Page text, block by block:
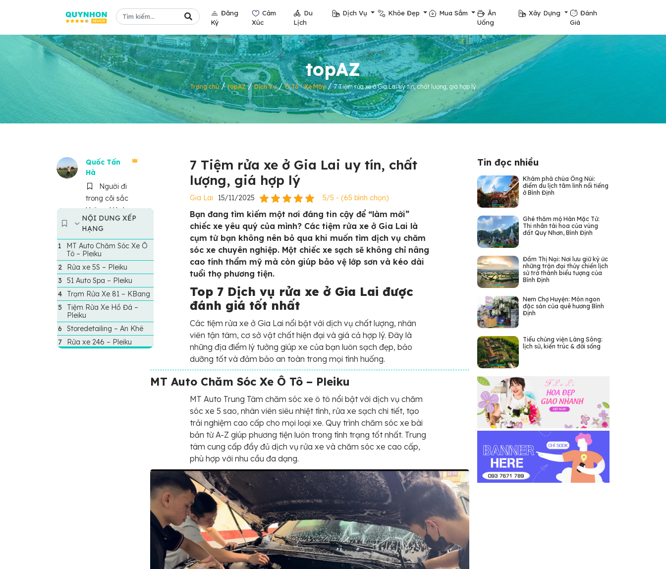
Đăng
Ký
Cảm
Xúc
Du
Lịch
Dịch Vụ Khỏe Đẹp Mua Sắm
Ăn
Uống
Xây Dựng
Đánh
Giá
topAZ
Trang chủ/topAZ/Dịch Vụ/Ô Tô - Xe Máy/7 Tiệm rửa xe ở Gia Lai uy tín, chất lượng, giá hợp lý
Quốc Tấn
Hà
Người đi
trong cõi sắc
không. Hành
trang chỉ chút
nắng hồng trên
vai...
7 Tiệm rửa xe ở Gia Lai uy tín, chất
lượng, giá hợp lý
Gia Lai 15/11/2025 5/5 - (65 bình chọn)
NỘI DUNG XẾP
HẠNG
MT Auto Chăm Sóc Xe Ô
Tô – Pleiku
Rửa xe 5S – Pleiku
51 Auto Spa – Pleiku
Trạm Rửa Xe 81 – KBang
Tiệm Rửa Xe Hồ Đá –
Pleiku
Storedetailing – An Khê
Rửa xe 246 – Pleiku
Bạn đang tìm kiếm một nơi đáng tin cậy để “làm mới”
chiếc xe yêu quý của mình? Các tiệm rửa xe ở Gia Lai là
cụm từ bạn không nên bỏ qua khi muốn tìm dịch vụ chăm
sóc xe chuyên nghiệp. Một chiếc xe sạch sẽ không chỉ nâng
cao tính thẩm mỹ mà còn giúp bảo vệ lớp sơn và kéo dài
tuổi thọ phương tiện.
Top 7 Dịch vụ rửa xe ở Gia Lai được
đánh giá tốt nhất
Các tiệm rửa xe ở Gia Lai nổi bật với dịch vụ chất lượng, nhân
viên tận tâm, cơ sở vật chất hiện đại và giá cả hợp lý. Đây là
những địa điểm lý tưởng giúp xe của bạn luôn sạch đẹp, bảo
dưỡng tốt và đảm bảo an toàn trong mọi tình huống.
MT Auto Chăm Sóc Xe Ô Tô – Pleiku
MT Auto Trung Tâm chăm sóc xe ô tô nổi bật với dịch vụ chăm
sóc xe 5 sao, nhân viên siêu nhiệt tình, rửa xe sạch chi tiết, tạo
trải nghiệm cao cấp cho mọi loại xe. Quy trình chăm sóc xe bài
bản từ A-Z giúp phương tiện luôn trong tình trạng tốt nhất. Trung
tâm cung cấp đầy đủ dịch vụ rửa xe và chăm sóc xe cao cấp,
phù hợp với nhu cầu đa dạng.
Tin đọc nhiều
Khám phá chùa Ông Núi:
điểm du lịch tâm linh nổi tiếng
ở Bình Định
Ghé thăm mộ Hàn Mặc Tử:
Thi nhân tài hoa của vùng
đất Quy Nhơn, Bình Định
Đầm Thị Nại: Nơi lưu giữ ký ức
những trận đại thủy chiến lịch
sử trở thành biểu tượng của
Bình Định
Nem Chợ Huyện: Món ngon
đặc sản của quê hương Bình
Định
Tiểu chủng viện Làng Sông:
lịch sử, kiến trúc & đời sống